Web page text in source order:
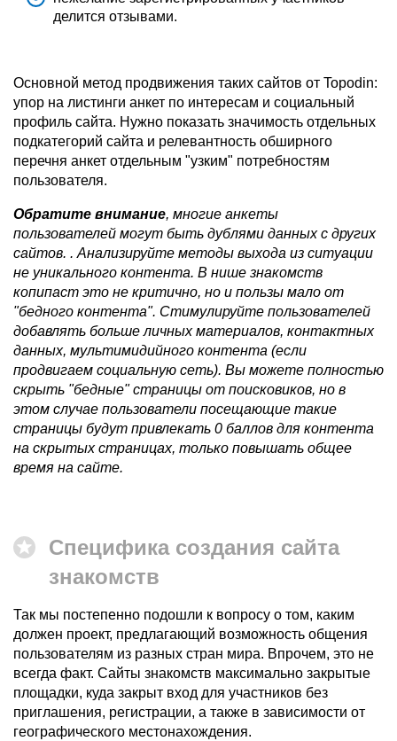
делится отзывами.
Основной метод продвижения таких сайтов от Topodin:
упор на листинги анкет по интересам и социальный
профиль сайта. Нужно показать значимость отдельных
подкатегорий сайта и релевантность обширного
перечня анкет отдельным "узким" потребностям
пользователя.
Обратите внимание, многие анкеты
пользователей могут быть дублями данных с других
сайтов. . Анализируйте методы выхода из ситуации
не уникального контента. В нише знакомств
копипаст это не критично, но и пользы мало от
"бедного контента". Стимулируйте пользователей
добавлять больше личных материалов, контактных
данных, мультимидийного контента (если
продвигаем социальную сеть). Вы можете полностью
скрыть "бедные" страницы от поисковиков, но в
этом случае пользователи посещающие такие
страницы будут привлекать 0 баллов для контента
на скрытых страницах, только повышать общее
время на сайте.
Специфика создания сайта
знакомств
Так мы постепенно подошли к вопросу о том, каким
должен проект, предлагающий возможность общения
пользователям из разных стран мира. Впрочем, это не
всегда факт. Сайты знакомств максимально закрытые
площадки, куда закрыт вход для участников без
приглашения, регистрации, а также в зависимости от
географического местонахождения.